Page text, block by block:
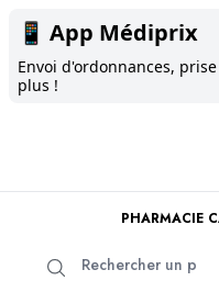
📱 App Médiprix
Envoi d'ordonnances,
plus !
PHARMACIE